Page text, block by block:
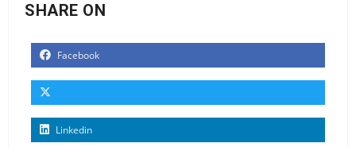
SHARE ON
Facebook
Linkedin